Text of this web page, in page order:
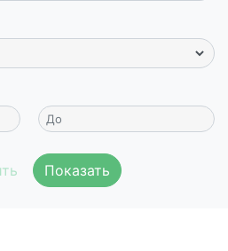
Показать